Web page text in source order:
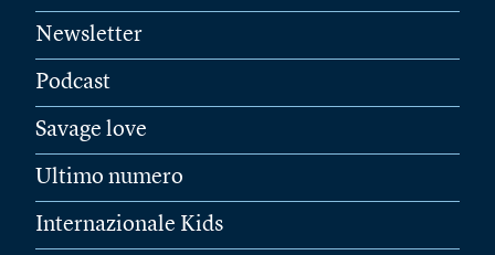
Newsletter
Podcast
Savage love
Ultimo numero
Internazionale Kids